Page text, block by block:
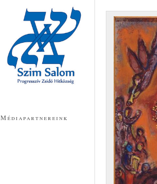
Médiapartnereink